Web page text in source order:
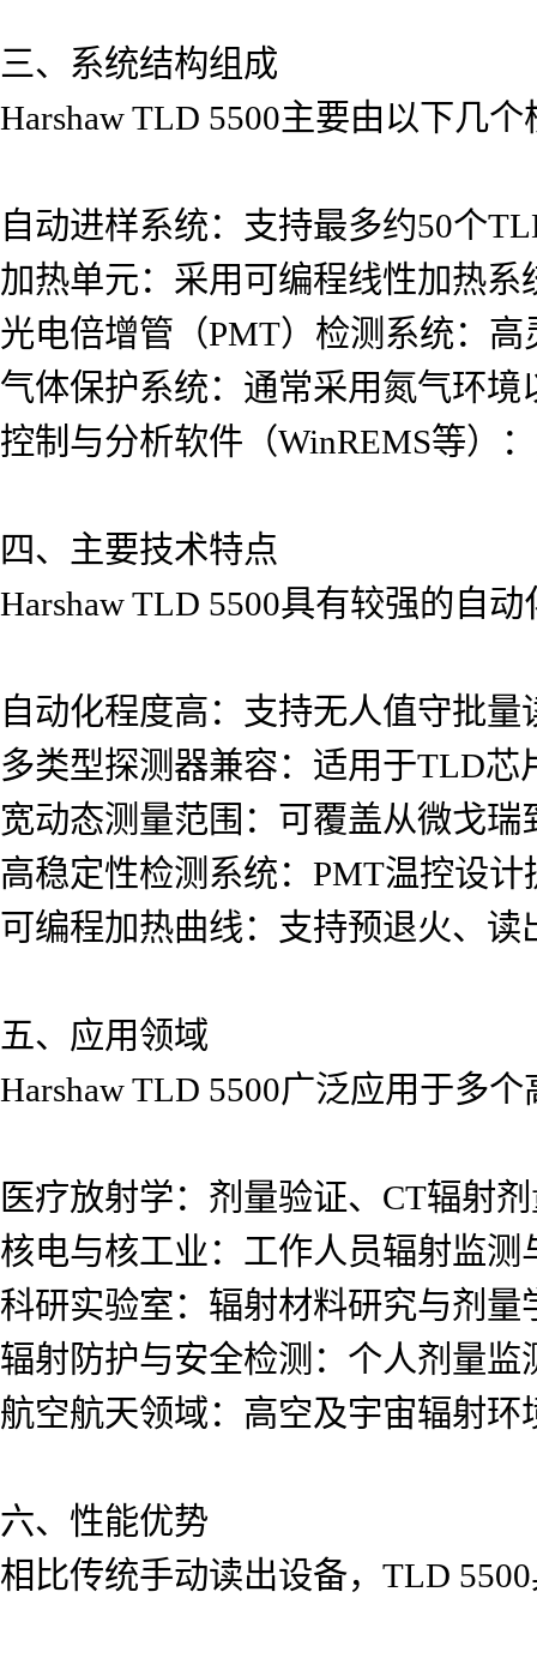
三、系统结构组成
Harshaw TLD 5500主要由以下几
自动进样系统：支持最多约50个
加热单元：采用可编程线性加热系
光电倍增管（PMT）检测系统：
气体保护系统：通常采用氮气环境
控制与分析软件（WinREMS等）
四、主要技术特点
Harshaw TLD 5500具有较强的自
自动化程度高：支持无人值守批量
多类型探测器兼容：适用于TLD
宽动态测量范围：可覆盖从微戈瑞
高稳定性检测系统：PMT温控设
可编程加热曲线：支持预退火、读
五、应用领域
Harshaw TLD 5500广泛应用于多
医疗放射学：剂量验证、CT辐射
核电与核工业：工作人员辐射监测
科研实验室：辐射材料研究与剂量
辐射防护与安全检测：个人剂量监
航空航天领域：高空及宇宙辐射环
六、性能优势
相比传统手动读出设备，TLD